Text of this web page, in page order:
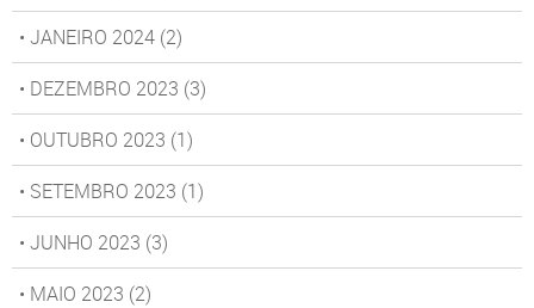
• JANEIRO 2024 (2)
• DEZEMBRO 2023 (3)
• OUTUBRO 2023 (1)
• SETEMBRO 2023 (1)
• JUNHO 2023 (3)
• MAIO 2023 (2)